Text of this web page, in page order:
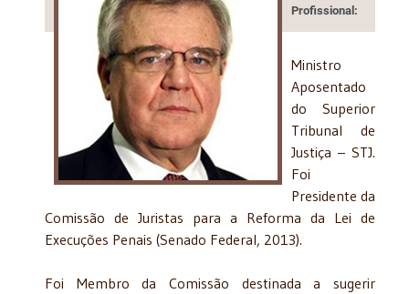
Profissional:
Ministro
Aposentado
do Superior
Tribunal de
Justiça – STJ.
Foi
Presidente da
Comissão de Juristas para a Reforma da Lei de
Execuções Penais (Senado Federal, 2013).
Foi Membro da Comissão destinada a sugerir